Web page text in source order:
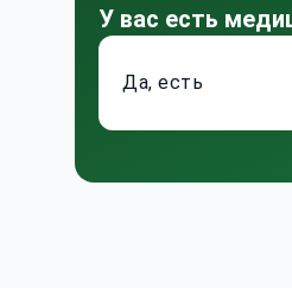
У вас есть
Да, есть